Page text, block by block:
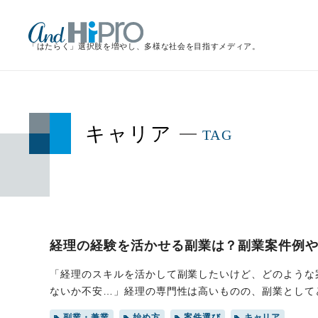
「はたらく」選択肢を増やし、 多様な社会を目指すメディア。
キャリア TAG
経理の経験を活かせる副業は？副業案件例
「経理のスキルを活かして副業したいけど、どのよう
ないか不安…」経理の専門性は高いものの、副業とし
なく、本業では得難い経験を積む絶好の機会です。本